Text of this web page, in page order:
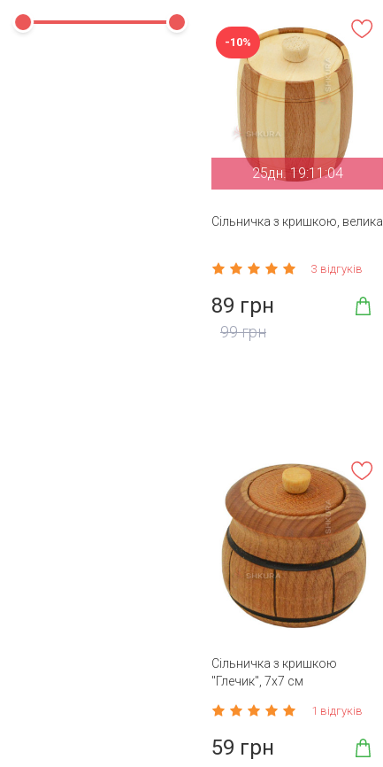
25дн. 19:11:03
-10%
Сільничка з кришкою, велика
3 відгуків
89 грн
99 грн
Сільничка з кришкою
"Глечик", 7х7 см
1 відгуків
59 грн